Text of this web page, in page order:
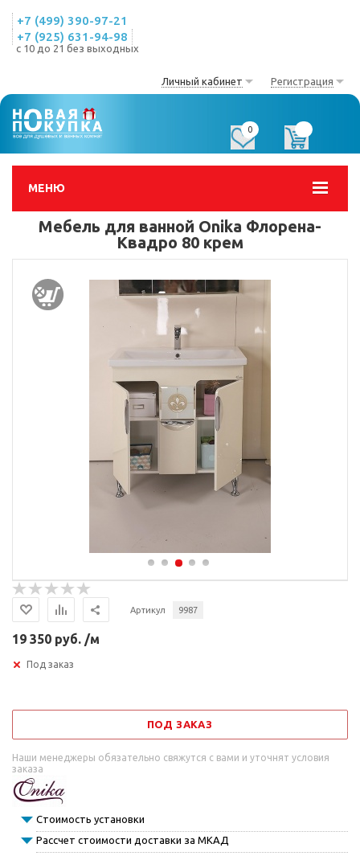
+7 (499) 390-97-21
+7 (925) 631-94-98
с 10 до 21 без выходных
Личный кабинет Регистрация
МЕНЮ
0
Мебель для ванной Onika Флорена-
Квадро 80 крем
Артикул 9987
19 350 руб. /м
Под заказ
ПОД ЗАКАЗ
Наши менеджеры обязательно свяжутся с вами и уточнят условия
заказа
Стоимость установки
Рассчет стоимости доставки за МКАД